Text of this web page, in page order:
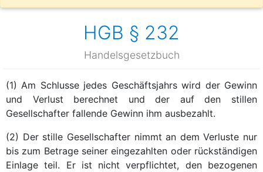
HGB § 232
Handelsgesetzbuch
(1) Am Schlusse jedes Geschäftsjahrs wird der Gewinn
und Verlust berechnet und der auf den stillen
Gesellschafter fallende Gewinn ihm ausbezahlt.
(2) Der stille Gesellschafter nimmt an dem Verluste nur
bis zum Betrage seiner eingezahlten oder rückständigen
Einlage teil. Er ist nicht verpflichtet, den bezogenen